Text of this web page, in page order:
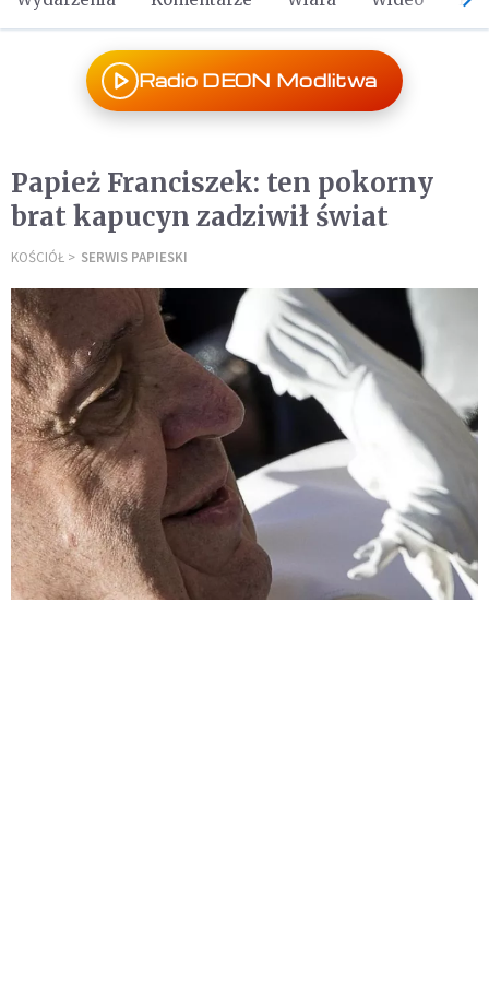
Radio DEON Modlitwa
Papież Franciszek: ten pokorny
brat kapucyn zadziwił świat
KOŚCIÓŁ SERWIS PAPIESKI